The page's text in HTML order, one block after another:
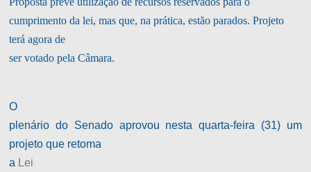
cumprimento da lei, mas que, na prática, estão parados. Projeto
terá agora de
ser votado pela Câmara.
O
plenário do Senado aprovou nesta quarta-feira (31) um
projeto que retoma
a Lei